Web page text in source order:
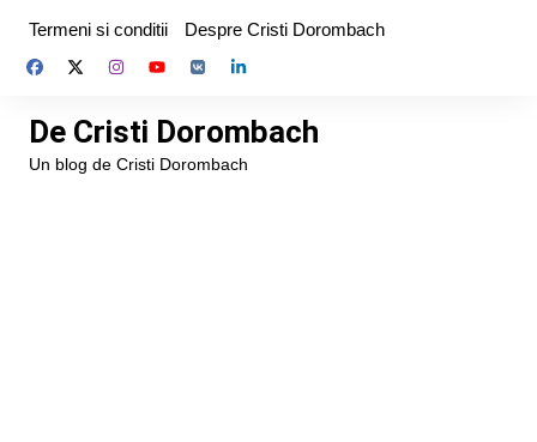
content
Termeni si conditii Despre Cristi Dorombach
De Cristi Dorombach
Un blog de Cristi Dorombach